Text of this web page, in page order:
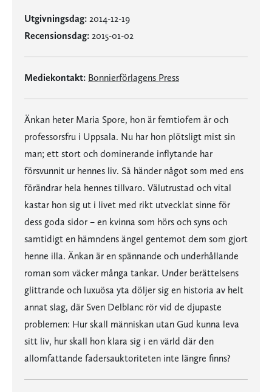
Utgivningsdag: 2014-12-19
Recensionsdag: 2015-01-02
Mediekontakt: Bonnierförlagens Press
Änkan heter Maria Spore, hon är femtiofem år och
professorsfru i Uppsala. Nu har hon plötsligt mist sin
man; ett stort och dominerande inflytande har
försvunnit ur hennes liv. Så händer något som med ens
förändrar hela hennes tillvaro. Välutrustad och vital
kastar hon sig ut i livet med rikt utvecklat sinne för
dess goda sidor – en kvinna som hörs och syns och
samtidigt en hämndens ängel gentemot dem som gjort
henne illa. Änkan är en spännande och underhållande
roman som väcker många tankar. Under berättelsens
glittrande och luxuösa yta döljer sig en historia av helt
annat slag, där Sven Delblanc rör vid de djupaste
problemen: Hur skall människan utan Gud kunna leva
sitt liv, hur skall hon klara sig i en värld där den
allomfattande fadersauktoriteten inte längre finns?